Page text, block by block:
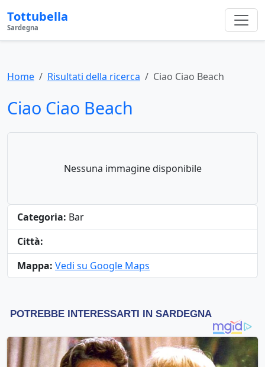
Tottubella
Sardegna
Home Risultati della ricerca Ciao Ciao Beach
Ciao Ciao Beach
Nessuna immagine disponibile
Categoria: Bar
Città:
Mappa: Vedi su Google Maps